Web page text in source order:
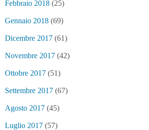
Febbraio 2018 (25)
Gennaio 2018 (69)
Dicembre 2017 (61)
Novembre 2017 (42)
Ottobre 2017 (51)
Settembre 2017 (67)
Agosto 2017 (45)
Luglio 2017 (57)